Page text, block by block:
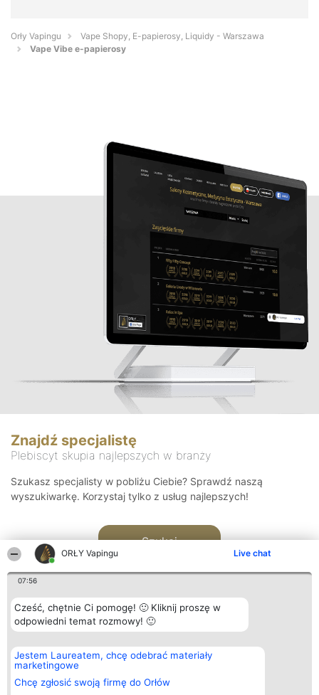
ORŁY Vapingu Live chat
07:56
Cześć, chętnie Ci pomogę! 🙂 Kliknij proszę w
odpowiedni temat rozmowy! 🙂
Jestem Laureatem, chcę odebrać materiały
marketingowe
Chcę zgłosić swoją firmę do Orłów
Orły Vapingu
Vape Shopy, E-papierosy, Liquidy - Warszawa
Vape Vibe e-papierosy
Znajdź specjalistę
Plebiscyt skupia najlepszych w branży
Szukasz specjalisty w pobliżu Ciebie? Sprawdź naszą
wyszukiwarkę. Korzystaj tylko z usług najlepszych!
Szukaj
Organizator plebiscytu
Bright Side Solutions sp. z o.
o. sp. k.
ul. Ruska 22
Wrocław 50-079
Plebiscyt
Laureaci
wszystkich
Laureatów
Kontakt
Kontakt